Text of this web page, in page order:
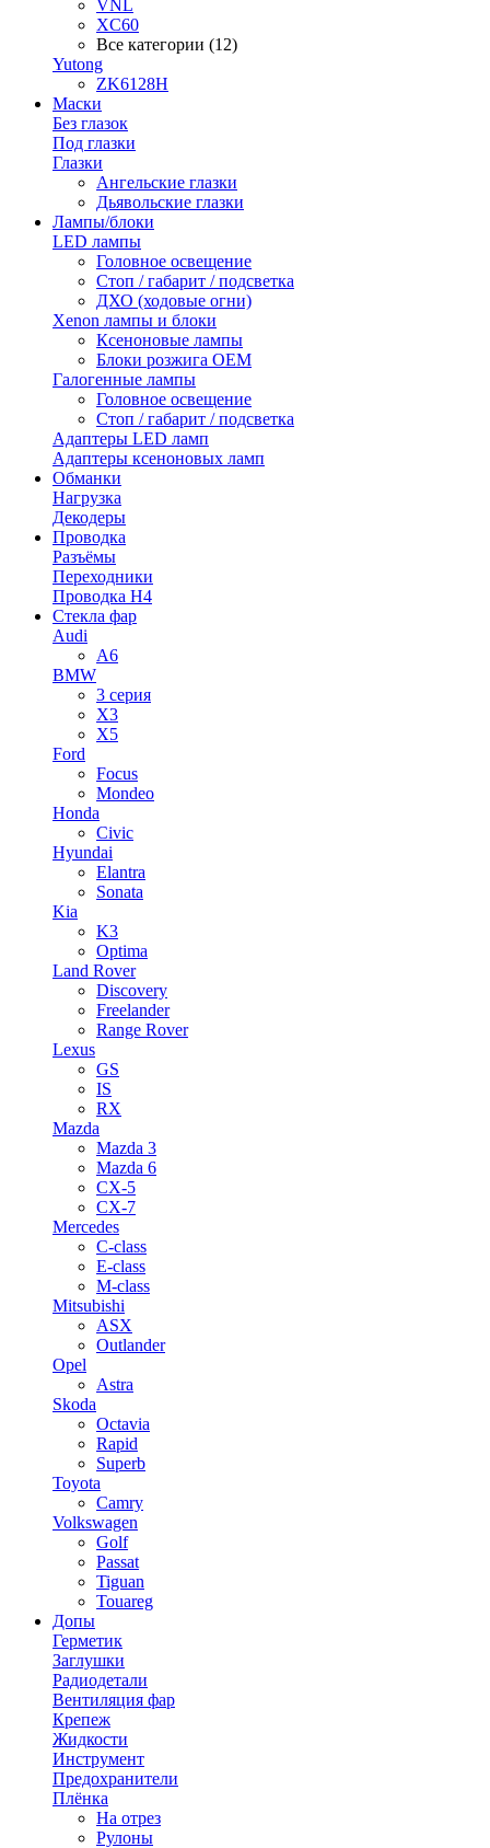
VNL
XC60
Все категории (12)
Yutong
ZK6128H
Маски
Без глазок
Под глазки
Глазки
Ангельские глазки
Дьявольские глазки
Лампы/блоки
LED лампы
Головное освещение
Стоп / габарит / подсветка
ДХО (ходовые огни)
Xenon лампы и блоки
Ксеноновые лампы
Блоки розжига OEM
Галогенные лампы
Головное освещение
Стоп / габарит / подсветка
Адаптеры LED ламп
Адаптеры ксеноновых ламп
Обманки
Нагрузка
Декодеры
Проводка
Разъёмы
Переходники
Проводка H4
Стекла фар
Audi
A6
BMW
3 серия
X3
X5
Ford
Focus
Mondeo
Honda
Civic
Hyundai
Elantra
Sonata
Kia
K3
Optima
Land Rover
Discovery
Freelander
Range Rover
Lexus
GS
IS
RX
Mazda
Mazda 3
Mazda 6
CX-5
CX-7
Mercedes
C-class
E-class
M-class
Mitsubishi
ASX
Outlander
Opel
Astra
Skoda
Octavia
Rapid
Superb
Toyota
Camry
Volkswagen
Golf
Passat
Tiguan
Touareg
Допы
Герметик
Заглушки
Радиодетали
Вентиляция фар
Крепеж
Жидкости
Инструмент
Предохранители
Плёнка
На отрез
Рулоны